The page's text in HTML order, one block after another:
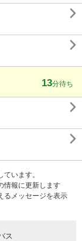


13分待ち


います。
情報に更新します
るメッセージを表示
ス